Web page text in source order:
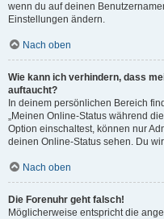
wenn du auf deinen
Einstellungen ändern.
Nach oben
Wie kann ich verhindern, dass
auftaucht?
In deinem persönlichen Bereich
„Meinen Online-Status während
Option einschaltest, können nur
deinen Online-Status sehen. Du
Nach oben
Die Forenuhr geht falsch!
Möglicherweise entspricht die